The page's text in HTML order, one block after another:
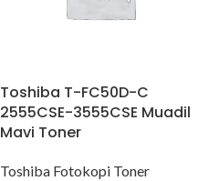
Toshiba T-FC50D-C
2555CSE-3555CSE Muadil
Mavi Toner
Toshiba Fotokopi Toner